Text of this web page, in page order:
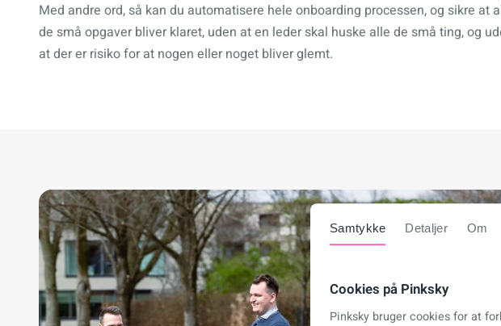
Med andre ord, så kan du automatisere hele onboarding processen, og sikre at
de små opgaver bliver klaret, uden at en leder skal huske alle de små ting, og
at der er risiko for at nogen eller noget bliver glemt.
Samtykke Detaljer Om
Cookies på Pinksky
Pinksky bruger cookies for at